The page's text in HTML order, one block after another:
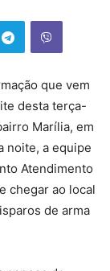
que vem
desta terça-
Marília, em
noite, a equipe
Atendimento
chegar ao local
de arma